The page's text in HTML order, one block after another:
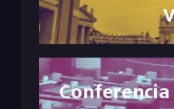
Conferencia